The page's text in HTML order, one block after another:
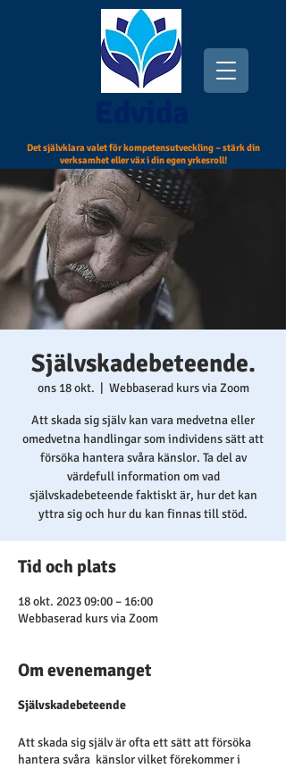
Det självklara valet för kompetensutveckling – stärk din
verksamhet eller väx i din egen yrkesroll!
Självskadebeteende.
ons 18 okt. Webbaserad kurs via Zoom
Att skada sig själv kan vara medvetna eller
omedvetna handlingar som individens sätt att
försöka hantera svåra känslor. Ta del av
värdefull information om vad
självskadebeteende faktiskt är, hur det kan
yttra sig och hur du kan finnas till stöd.
Tid och plats
18 okt. 2023 09:00 – 16:00
Webbaserad kurs via Zoom
Om evenemanget
Självskadebeteende
Att skada sig själv är ofta ett sätt att försöka
hantera svåra känslor vilket förekommer i